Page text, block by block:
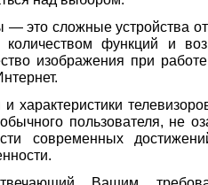
это сложные устройства
функций и
изображения при
характеристики
пользователя, не
современных